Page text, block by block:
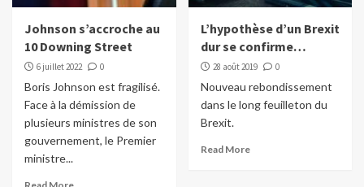
Johnson s’accroche au
10 Downing Street
6 juillet 2022 0
Boris Johnson est fragilisé.
Face à la démission de
plusieurs ministres de son
gouvernement, le Premier
ministre...
L’hypothèse d’un Brexit
dur se confirme…
28 août 2019 0
Nouveau rebondissement
dans le long feuilleton du
Brexit.
Read More